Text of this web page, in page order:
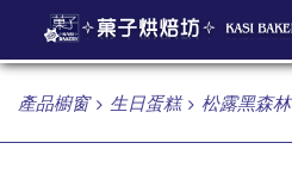
產品櫥窗 生日蛋糕 松露黑森林